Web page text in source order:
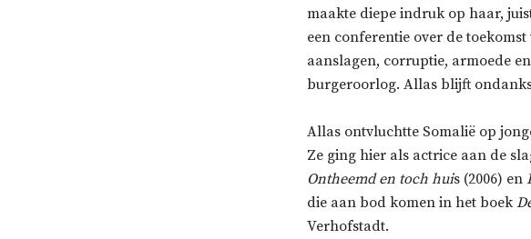
maakte diepe indruk op haar,
een conferentie over de
aanslagen, corruptie, armoede
burgeroorlog. Allas blijft
Allas ontvluchtte Somalië op
Ze ging hier als actrice aan de
Ontheemd en toch huis (2006) en
die aan bod komen in het boek
Verhofstadt.